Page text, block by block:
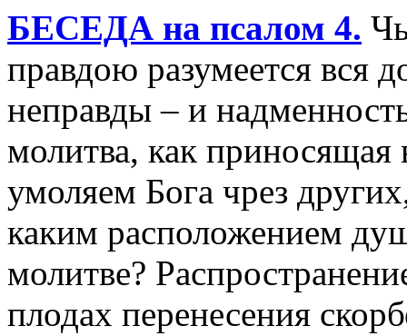
БЕСЕДА на псалом 4.
правдою разумеется вся
неправды – и
молитва, как приносящая
умоляем Бога чрез
каким расположением
молитве?
плодах перенесения